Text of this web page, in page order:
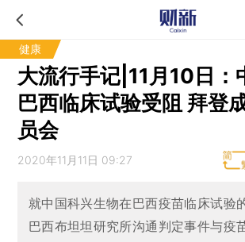
健康
大流行手记|11月10日：
巴西临床试验受阻 拜登
员会
2020年11月11日 09:27
就中国科兴生物在巴西疫苗临床试验
巴西布坦坦研究所沟通判定事件与疫